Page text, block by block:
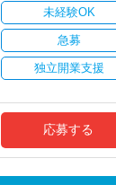
ています。
安定性抜群の環境で
社員の持つ「やる・
なキャリアアップが
充実した実務重視の
税務・会計の経験と
【対象業種100種以
お客様に事務所まで
未経験OK
急募
独立開業支援
応募する